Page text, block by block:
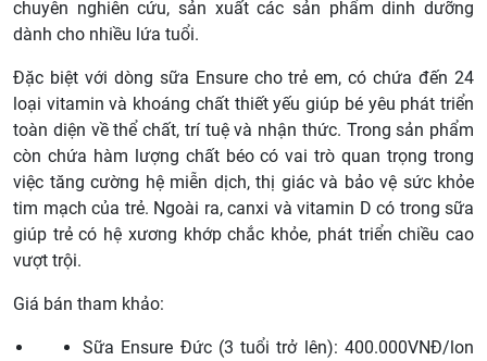
chuyên nghiên cứu, sản xuất các sản phẩm dinh dưỡng
dành cho nhiều lứa tuổi.
Đặc biệt với dòng sữa Ensure cho trẻ em, có chứa đến 24
loại vitamin và khoáng chất thiết yếu giúp bé yêu phát triển
toàn diện về thể chất, trí tuệ và nhận thức. Trong sản phẩm
còn chứa hàm lượng chất béo có vai trò quan trọng trong
việc tăng cường hệ miễn dịch, thị giác và bảo vệ sức khỏe
tim mạch của trẻ. Ngoài ra, canxi và vitamin D có trong sữa
giúp trẻ có hệ xương khớp chắc khỏe, phát triển chiều cao
vượt trội.
Giá bán tham khảo:
Sữa Ensure Đức (3 tuổi trở lên): 400.000VNĐ/lon